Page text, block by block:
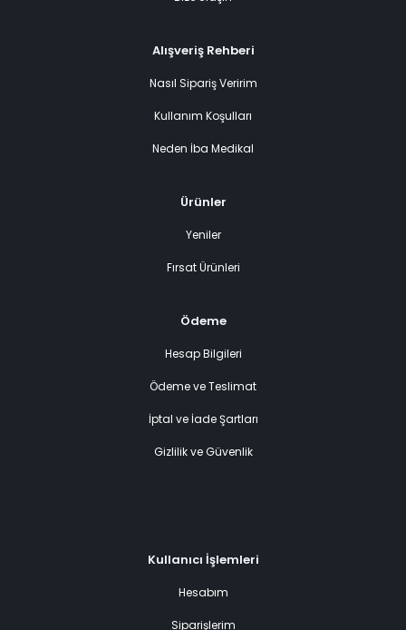
Alışveriş Rehberi
Nasıl Sipariş Veririm
Kullanım Koşulları
Neden İba Medikal
Ürünler
Yeniler
Fırsat Ürünleri
Ödeme
Hesap Bilgileri
Ödeme ve Teslimat
İptal ve İade Şartları
Gizlilik ve Güvenlik
Kullanıcı İşlemleri
Hesabım
Siparişlerim